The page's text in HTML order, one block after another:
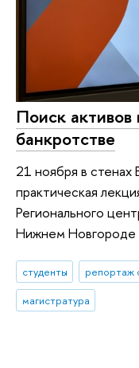
Поиск
банкротстве
21 ноября в
практическая
Регионального
Нижнем
студенты репортаж
магистратура